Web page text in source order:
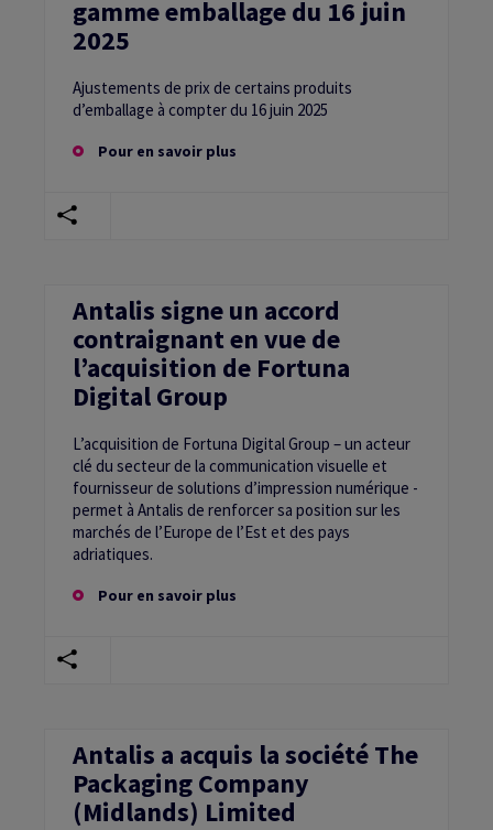
gamme emballage du 16 juin
2025
Ajustements de prix de certains produits
d’emballage à compter du 16 juin 2025
Pour en savoir plus
Antalis signe un accord
contraignant en vue de
l’acquisition de Fortuna
Digital Group
L’acquisition de Fortuna Digital Group – un acteur
clé du secteur de la communication visuelle et
fournisseur de solutions d’impression numérique -
permet à Antalis de renforcer sa position sur les
marchés de l’Europe de l’Est et des pays
adriatiques.
Pour en savoir plus
Antalis a acquis la société The
Packaging Company
(Midlands) Limited